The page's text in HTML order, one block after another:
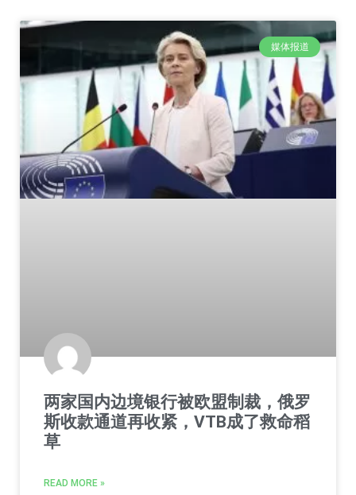
媒体报道
两家国内边境银行被欧盟制裁，俄罗
斯收款通道再收紧，VTB成了救命稻
草
READ MORE »